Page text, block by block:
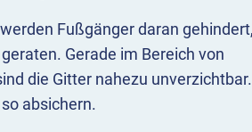
Fußgänger daran
Gerade im Bereich von
die Gitter nahezu
absichern.